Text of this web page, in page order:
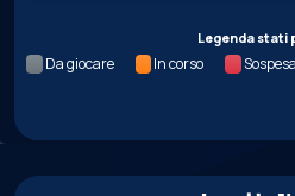
Legenda stati
Da giocare In corso Sospesa